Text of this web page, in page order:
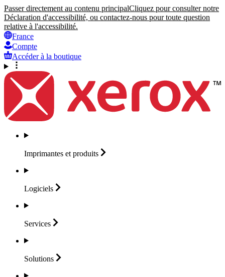
Passer directement au contenu principalCliquez pour consulter notre
Déclaration d'accessibilité, ou contactez-nous pour toute question
relative à l'accessibilité.
France
Compte
Accéder à la boutique
Imprimantes et produits
Logiciels
Services
Solutions